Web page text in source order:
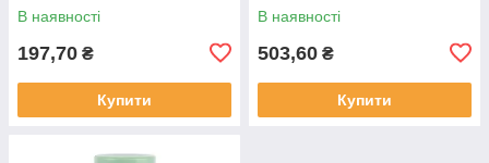
В наявності
197,70 ₴
Купити
В наявності
503,60 ₴
Купити